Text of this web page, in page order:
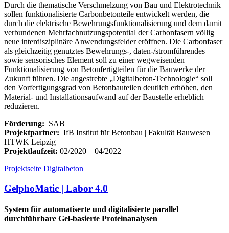
Durch die thematische Verschmelzung von Bau und Elektrotechnik
sollen funktionalisierte Carbonbetonteile entwickelt werden, die
durch die elektrische Bewehrungsfunktionalisierung und dem damit
verbundenen Mehrfachnutzungspotential der Carbonfasern völlig
neue interdisziplinäre Anwendungsfelder eröffnen. Die Carbonfaser
als gleichzeitig genutztes Bewehrungs-, daten-/stromführendes
sowie sensorisches Element soll zu einer wegweisenden
Funktionalisierung von Betonfertigteilen für die Bauwerke der
Zukunft führen. Die angestrebte „Digitalbeton-Technologie“ soll
den Vorfertigungsgrad von Betonbauteilen deutlich erhöhen, den
Material- und Installationsaufwand auf der Baustelle erheblich
reduzieren.
Förderung: SAB
Projektpartner: IfB Institut für Betonbau | Fakultät Bauwesen |
HTWK Leipzig
Projektlaufzeit: 02/2020 – 04/2022
Projektseite Digitalbeton
GelphoMatic | Labor 4.0
System für automatiserte und digitalisierte parallel
durchführbare Gel-basierte Proteinanalysen